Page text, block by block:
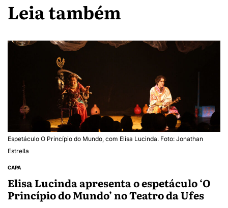
Leia também
Espetáculo O Princípio do Mundo, com Elisa Lucinda. Foto: Jonathan
Estrella
CAPA
Elisa Lucinda apresenta o espetáculo ‘O
Princípio do Mundo’ no Teatro da Ufes